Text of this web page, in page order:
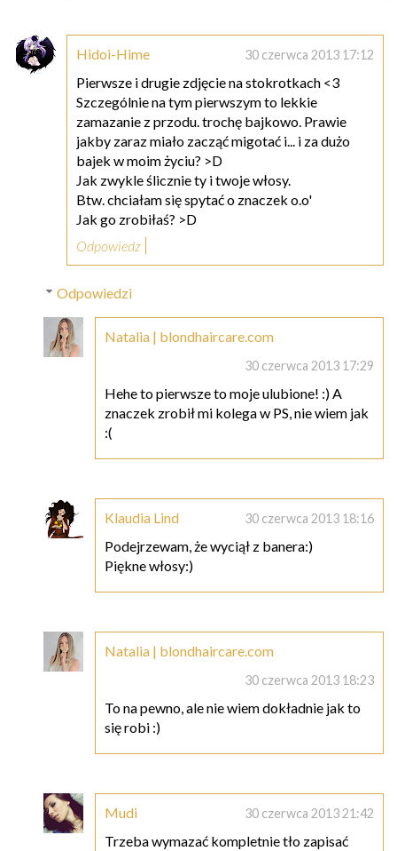
Hidoi-Hime 30 czerwca 2013 17:12
Pierwsze i drugie zdjęcie na stokrotkach <3
Szczególnie na tym pierwszym to lekkie
zamazanie z przodu. trochę bajkowo. Prawie
jakby zaraz miało zacząć migotać i... i za dużo
bajek w moim życiu? >D
Jak zwykle ślicznie ty i twoje włosy.
Btw. chciałam się spytać o znaczek o.o'
Jak go zrobiłaś? >D
Odpowiedz
Odpowiedzi
Natalia | blondhaircare.com
30 czerwca 2013 17:29
Hehe to pierwsze to moje ulubione! :) A
znaczek zrobił mi kolega w PS, nie wiem jak
:(
Klaudia Lind 30 czerwca 2013 18:16
Podejrzewam, że wyciął z banera:)
Piękne włosy:)
Natalia | blondhaircare.com
30 czerwca 2013 18:23
To na pewno, ale nie wiem dokładnie jak to
się robi :)
Mudi 30 czerwca 2013 21:42
Trzeba wymazać kompletnie tło zapisać